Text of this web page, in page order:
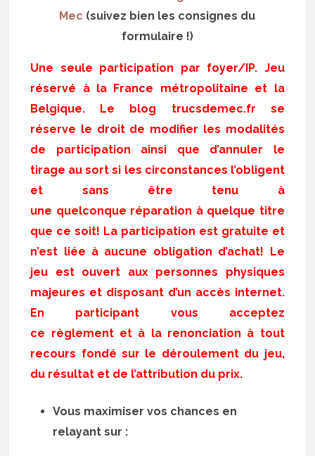
Mec (suivez bien les consignes du
formulaire !)
Une seule participation par foyer/IP. Jeu
réservé à la France métropolitaine et la
Belgique. Le blog trucsdemec.fr se
réserve le droit de modifier les modalités
de participation ainsi que d’annuler le
tirage au sort si les circonstances l’obligent
et sans être tenu à
une quelconque réparation à quelque titre
que ce soit! La participation est gratuite et
n’est liée à aucune obligation d’achat! Le
jeu est ouvert aux personnes physiques
majeures et disposant d’un accès internet.
En participant vous acceptez
ce règlement et à la renonciation à tout
recours fondé sur le déroulement du jeu,
du résultat et de l’attribution du prix.
Vous maximiser vos chances en
relayant sur :